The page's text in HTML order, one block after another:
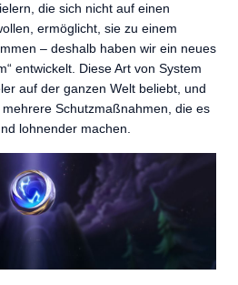
die sich nicht auf einen
ermöglicht, sie zu einem
– deshalb haben wir ein neues
entwickelt. Diese Art von System
auf der ganzen Welt beliebt, und
Schutzmaßnahmen, die es
lohnender machen.